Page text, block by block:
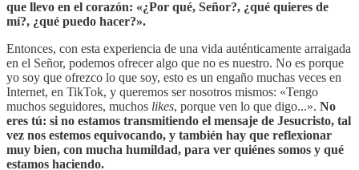
que llevo en el corazón: «¿Por qué, Señor?, ¿qué quieres de
mí?, ¿qué puedo hacer?».
Entonces, con esta experiencia de una vida auténticamente arraigada
en el Señor, podemos ofrecer algo que no es nuestro. No es porque
yo soy que ofrezco lo que soy, esto es un engaño muchas veces en
Internet, en TikTok, y queremos ser nosotros mismos: «Tengo
muchos seguidores, muchos likes, porque ven lo que digo...». No
eres tú: si no estamos transmitiendo el mensaje de Jesucristo, tal
vez nos estemos equivocando, y también hay que reflexionar
muy bien, con mucha humildad, para ver quiénes somos y qué
estamos haciendo.